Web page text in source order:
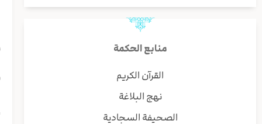
منابع الحكمة
القرآن الكريم
نهج البلاغة
الصحيفة السجادية